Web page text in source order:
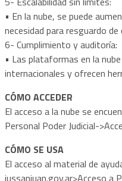
• En la nube, se puede
necesidad para resguardo
6- Cumplimiento y auditoría:
• Las plataformas en la
internacionales y ofrecen
CÓMO ACCEDER
El acceso a la nube se
Personal Poder Judicial-
CÓMO SE USA
El acceso al material de
jussanjuan.gov.ar>Acceso a